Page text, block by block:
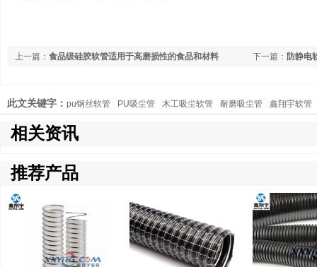
下一篇： 防静电
上一篇： 食品级硅胶软管适用于高磨损性的食品和材料
此文关键字： pu钢丝软管 PU吸尘管 木工吸尘软管 耐磨吸尘管 鑫翔宇软管
相关资讯
推荐产品